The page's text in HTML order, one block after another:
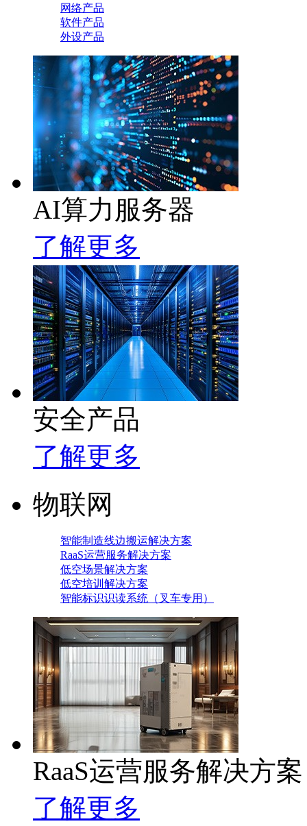
网络产品
软件产品
外设产品
AI算力服务器
了解更多
安全产品
了解更多
物联网
智能制造线边搬运解决方案
RaaS运营服务解决方案
低空场景解决方案
低空培训解决方案
智能标识识读系统（叉车专用）
RaaS运营服务解决方案
了解更多